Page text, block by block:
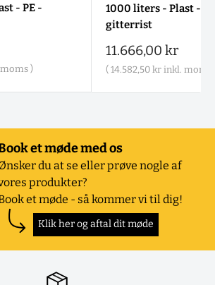
- PE -
)
1000 liters - Plast -
gitterrist
Salgspris
11.666,00 kr
( 14.582,50 krinkl. moms
et møde med os
du at se eller prøve nogle af
produkter?
et møde - så kommer vi til dig!
Klik her og aftal dit møde